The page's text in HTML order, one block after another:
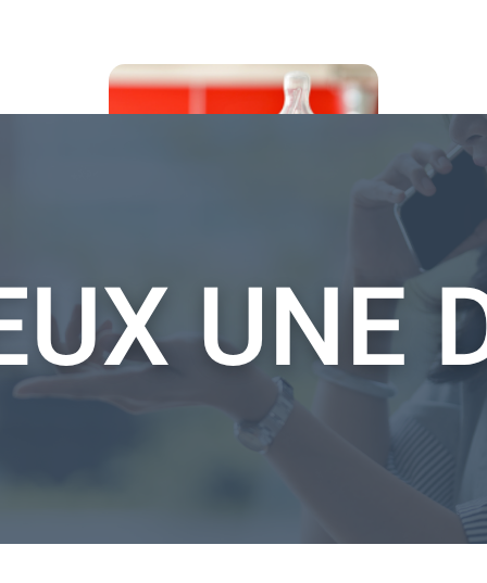
une application HACCP sur mesure qui
HACCP KEYFOOD, la solution logicielle de